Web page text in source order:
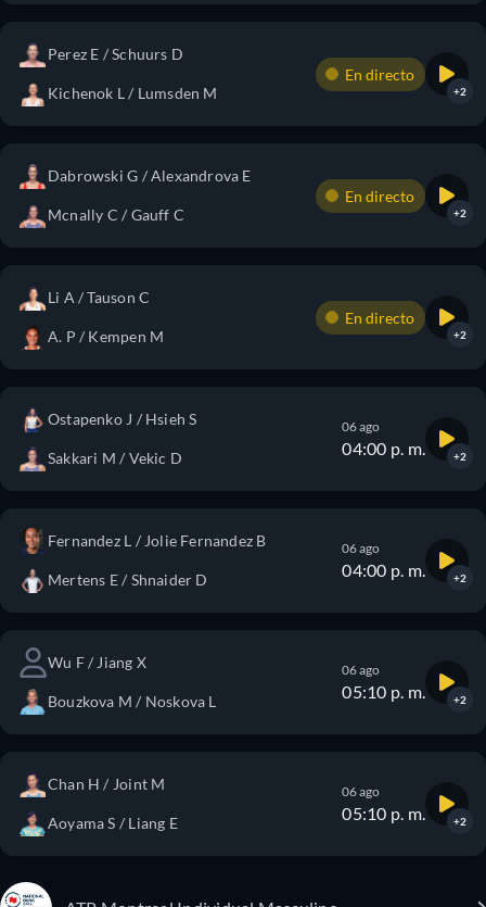
Perez E / Schuurs D
Kichenok L / Lumsden M
En directo
+2
Dabrowski G / Alexandrova E
Mcnally C / Gauff C
En directo
+2
Li A / Tauson C
A. P / Kempen M
En directo
+2
Ostapenko J / Hsieh S
Sakkari M / Vekic D
06 ago
04:00 p. m. +2
Fernandez L / Jolie Fernandez B
Mertens E / Shnaider D
06 ago
04:00 p. m. +2
Wu F / Jiang X
Bouzkova M / Noskova L
06 ago
05:10 p. m. +2
Chan H / Joint M
Aoyama S / Liang E
06 ago
05:10 p. m. +2